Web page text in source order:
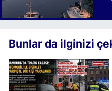
Bunlar da ilginizi